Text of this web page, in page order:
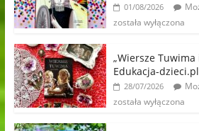
01/08/2026
została wyłączona
„Wiersze
Edukacja-dzieci.pl
28/07/2026
została wyłączona